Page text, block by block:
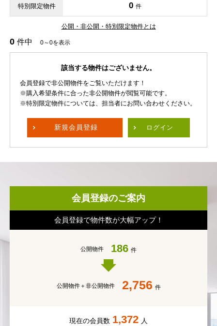
特別限定物件 0 件
公開・非公開・特別限定物件とは
0 件中 0～0を表示
該当する物件はございません。
会員登録で非公開物件をご覧いただけます！
※購入希望条件に合った非公開物件が閲覧可能です。
※特別限定物件については、担当者にお問い合わせください。
新規会員登録 ログイン
会員登録のご案内
会員登録で物件数が大幅アップ！
公開物件 186 件
公開物件＋非公開物件 2,756 件
現在の会員数 1,372 人